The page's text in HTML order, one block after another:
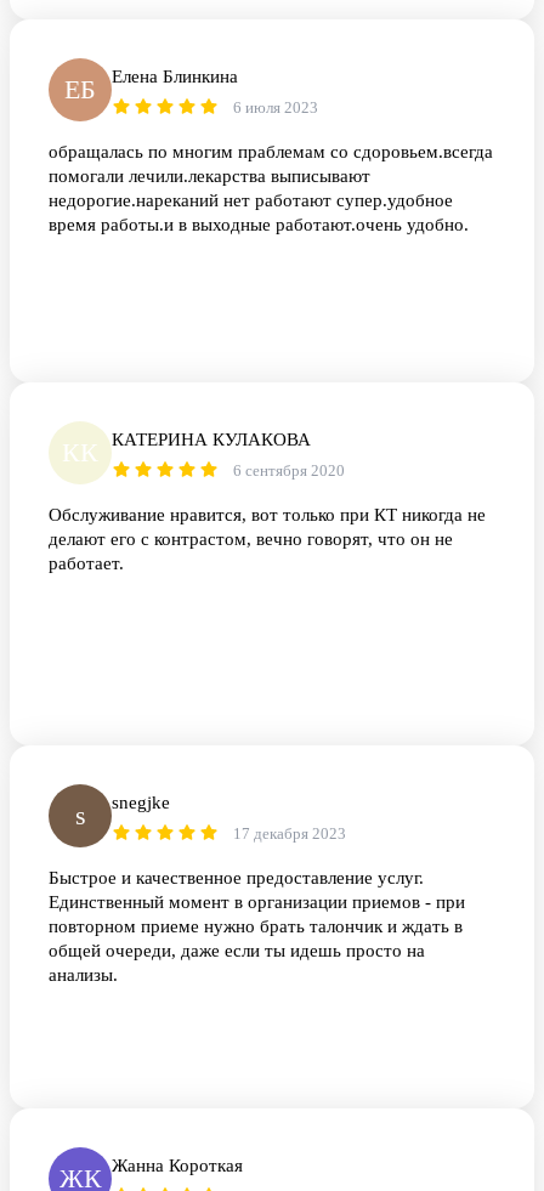
ЕБ Елена Блинкина
6 июля 2023
обращалась по многим праблемам со сдоровьем.всегда
помогали лечили.лекарства выписывают
недорогие.нареканий нет работают супер.удобное
время работы.и в выходные работают.очень удобно.
КК КАТЕРИНА КУЛАКОВА
6 сентября 2020
Обслуживание нравится, вот только при КТ никогда не
делают его с контрастом, вечно говорят, что он не
работает.
s snegjke
17 декабря 2023
Быстрое и качественное предоставление услуг.
Единственный момент в организации приемов - при
повторном приеме нужно брать талончик и ждать в
общей очереди, даже если ты идешь просто на
анализы.
ЖК Жанна Короткая